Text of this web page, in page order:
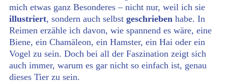
mich etwas ganz Besonderes – nicht nur, weil ich sie
illustriert, sondern auch selbst geschrieben habe. In
Reimen erzähle ich davon, wie spannend es wäre, eine
Biene, ein Chamäleon, ein Hamster, ein Hai oder ein
Vogel zu sein. Doch bei all der Faszination zeigt sich
auch immer, warum es gar nicht so einfach ist, genau
dieses Tier zu sein.